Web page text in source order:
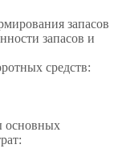
запасов
запасов и
средств:
основных